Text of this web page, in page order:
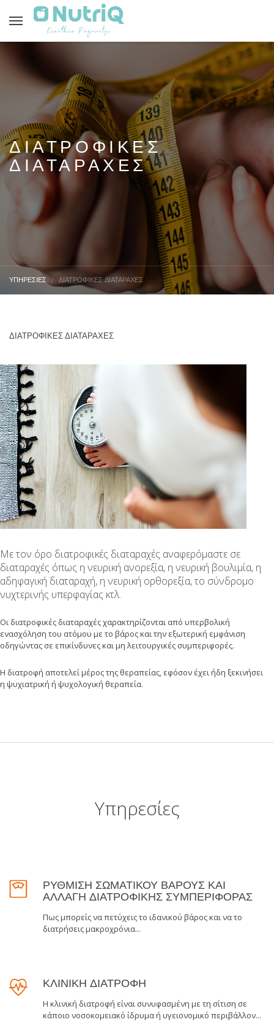
ΔΙΑΤΡΟΦΙΚΕΣ
ΔΙΑΤΑΡΑΧΕΣ
ΥΠΗΡΕΣΙΕΣ ΔΙΑΤΡΟΦΙΚΕΣ ΔΙΑΤΑΡΑΧΕΣ
ΔΙΑΤΡΟΦΙΚΕΣ ΔΙΑΤΑΡΑΧΕΣ
Με τον όρο διατροφικές διαταραχές αναφερόμαστε σε
διαταραχές όπως η νευρική ανορεξία, η νευρική βουλιμία, η
αδηφαγική διαταραχή, η νευρική ορθορεξία, το σύνδρομο
νυχτερινής υπερφαγίας κτλ.
Οι διατροφικές διαταραχές χαρακτηρίζονται από υπερβολική
ενασχόληση του ατόμου με το βάρος και την εξωτερική εμφάνιση
οδηγώντας σε επικίνδυνες και μη λειτουργικές συμπεριφορές.
Η διατροφή αποτελεί μέρος της θεραπείας, εφόσον έχει ήδη ξεκινήσει
η ψυχιατρική ή ψυχολογική θεραπεία.
Υπηρεσίες
ΡΥΘΜΙΣΗ ΣΩΜΑΤΙΚΟΥ ΒΑΡΟΥΣ ΚΑΙ
ΑΛΛΑΓΗ ΔΙΑΤΡΟΦΙΚΗΣ ΣΥΜΠΕΡΙΦΟΡΑΣ
Πως μπορείς να πετύχεις το ιδανικού βάρος και να το
διατρήσεις μακροχρόνια...
ΚΛΙΝΙΚΗ ΔΙΑΤΡΟΦΗ
Η κλινική διατροφή είναι συνυφασμένη με τη σίτιση σε
κάποιο νοσοκομειακό ίδρυμα ή υγειονομικό περιβάλλον...